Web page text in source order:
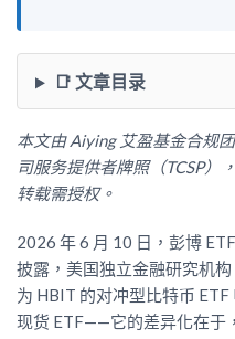
📑 文章目录
本文由 Aiying 艾盈基金合规
司服务提供者牌照（TCSP）
转载需授权。
2026 年 6 月 10 日，彭博
披露，美国独立金融研究机构
为 HBIT 的对冲型比特币
现货 ETF——它的差异化在于